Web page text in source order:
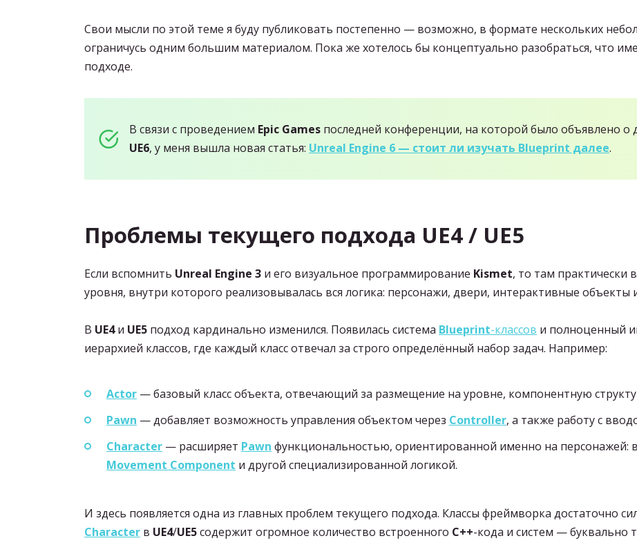
Свои мысли по этой теме я буду публиковать постепенно — возможно, в формате нескольких
ограничусь одним большим материалом. Пока же хотелось бы концептуально разобраться, что
подходе.
В связи с проведением Epic Games последней конференции, на которой было объявлено о
UE6, у меня вышла новая статья: Unreal Engine 6 — стоит ли изучать Blueprint далее.
Проблемы текущего подхода UE4 / UE5
Если вспомнить Unreal Engine 3 и его визуальное программирование Kismet, то там практически
уровня, внутри которого реализовывалась вся логика: персонажи, двери, интерактивные объекты
В UE4и UE5 подход кардинально изменился. Появилась система Blueprint-классов и полноценный
иерархией классов, где каждый класс отвечал за строго определённый набор задач. Например:
Actor — базовый класс объекта, отвечающий за размещение на уровне, компонентную
Pawn — добавляет возможность управления объектом через Controller, а также работу с
Character — расширяет Pawn функциональностью, ориентированной именно на персонажей:
Movement Component и другой специализированной логикой.
И здесь появляется одна из главных проблем текущего подхода. Классы фреймворка достаточно
Character в UE4/UE5содержит огромное количество встроенного C++-кода и систем — буквально